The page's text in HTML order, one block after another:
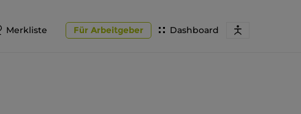
Merkliste Dashboard
Für Arbeitgeber